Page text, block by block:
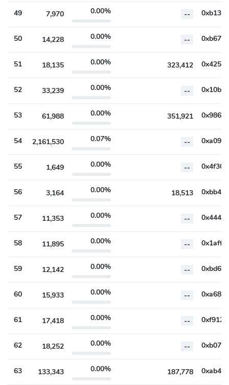
49 7,970 0.00% --
50 14,228 0.00% --
51 18,135 0.00% 323,412
52 33,239 0.00% --
53 61,988 0.00% 351,921
54 2,161,530 0.07% --
55 1,649 0.00% --
56 3,164 0.00% 18,513
57 11,353 0.00% --
58 11,895 0.00% --
59 12,142 0.00% --
60 15,933 0.00% --
61 17,418 0.00% --
62 18,252 0.00% --
63 133,343 0.00% 187,778